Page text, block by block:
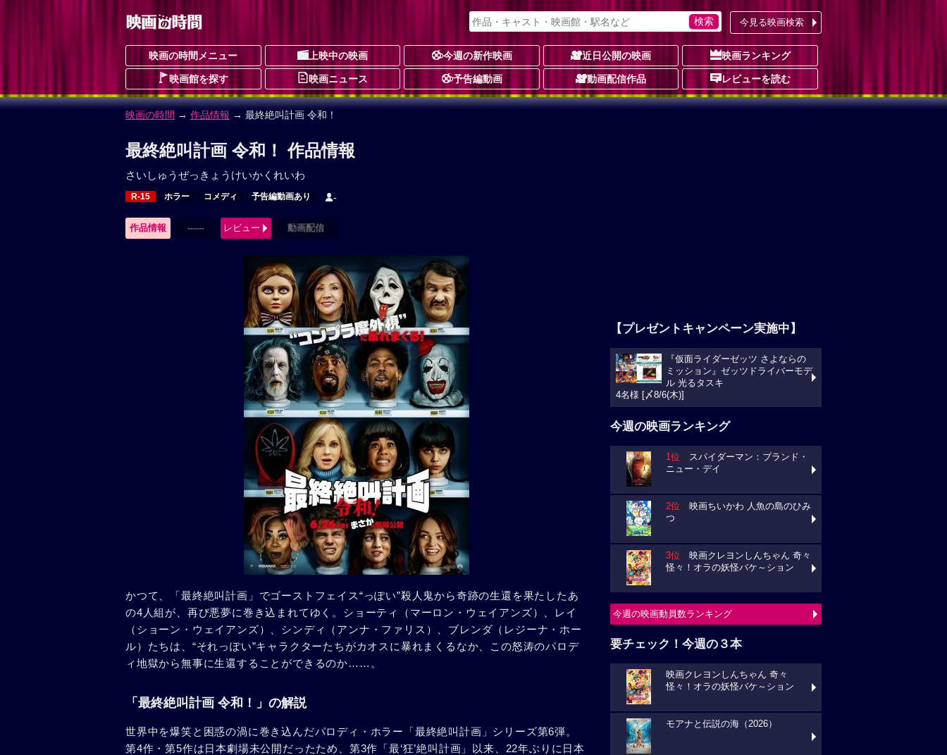
今見る映画検索
映画の時間メニュー 上映中の映画 今週の新作映画 近日公開の映画 映画ランキング
映画館を探す 映画ニュース 予告編動画 動画配信作品 レビューを読む
映画の時間 → 作品情報 → 最終絶叫計画 令和！
最終絶叫計画 令和！ 作品情報
さいしゅうぜっきょうけいかくれいわ
R-15 ホラー コメディ 予告編動画あり -
作品情報 ------ レビュー 動画配信
かつて、「最終絶叫計画」でゴーストフェイス“っぽい”殺人鬼から奇跡の生還を果たしたあ
の4人組が、再び悪夢に巻き込まれてゆく。ショーティ（マーロン・ウェイアンズ）、レイ
（ショーン・ウェイアンズ）、シンディ（アンナ・ファリス）、ブレンダ（レジーナ・ホー
ル）たちは、“それっぽい”キャラクターたちがカオスに暴れまくるなか、この怒涛のパロデ
ィ地獄から無事に生還することができるのか……。
「最終絶叫計画 令和！」の解説
世界中を爆笑と困惑の渦に巻き込んだパロディ・ホラー「最終絶叫計画」シリーズ第6弾。
第4作・第5作は日本劇場未公開だったため、第3作「最‘狂’絶叫計画」以来、22年ぶりに日本
【プレゼントキャンペーン実施中】
『仮面ライダーゼッツ さよならの
ミッション』ゼッツドライバーモデ
ル 光るタスキ
4名様 [〆8/6(木)]
今週の映画ランキング
1位 スパイダーマン：ブランド・
ニュー・デイ
2位 映画ちいかわ 人魚の島のひみ
つ
3位 映画クレヨンしんちゃん 奇々
怪々！オラの妖怪バケ～ション
今週の映画動員数ランキング
要チェック！今週の３本
映画クレヨンしんちゃん 奇々
怪々！オラの妖怪バケ～ション
モアナと伝説の海（2026）